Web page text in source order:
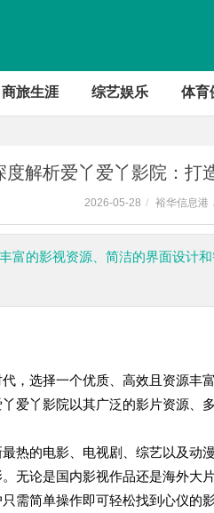
商旅生涯 综艺娱乐 体育
度解析爱丫爱丫影院：打
2026-05-28 / 裕华信息港
富的影视资源、简洁的界面设计
，选择一个优质、高效且资源丰
爱丫影院以其广泛的影片资源
热的电影、电视剧、综艺以及
无论是国内影视作品还是海外大
需简单操作即可轻松找到心仪的